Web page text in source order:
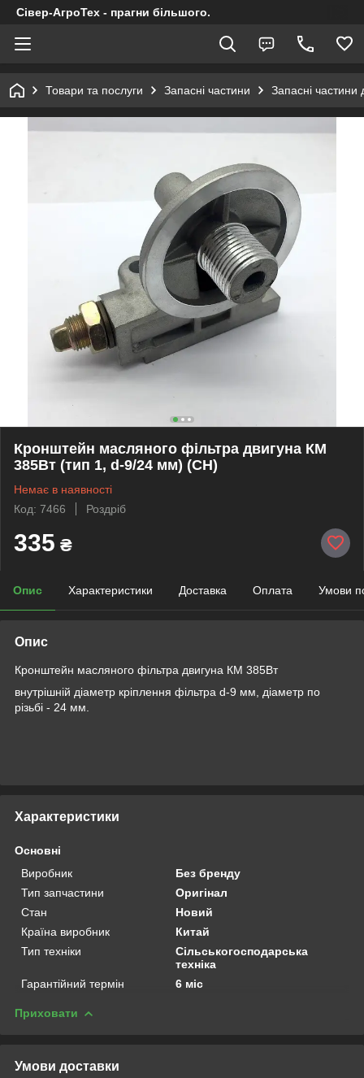
Сівер-АгроТех - прагни більшого.
Товари та послуги Запасні частини Запасні частини
Кронштейн масляного фільтра двигуна КМ
385Вт (тип 1, d-9/24 мм) (СН)
Немає в наявності
Код: 7466
Роздріб
335 ₴
Опис Характеристики Доставка Оплата Умови
Опис
Кронштейн масляного фільтра двигуна КМ 385Вт
внутрішній діаметр кріплення фільтра d-9 мм, діаметр по
різьбі - 24 мм.
Характеристики
Основні
Виробник
Без бренду
Тип запчастини
Оригінал
Стан
Новий
Країна виробник
Китай
Тип техніки
Сільськогосподарська
техніка
Гарантійний термін
6 міс
Приховати
Умови доставки